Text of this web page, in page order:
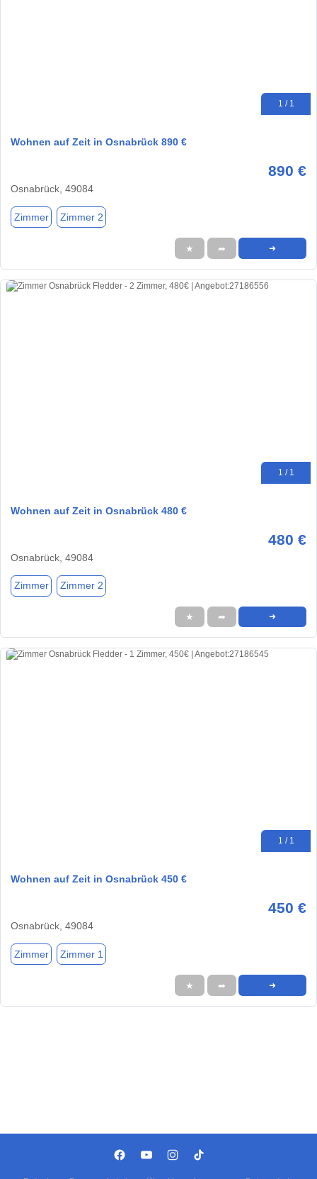
1 / 1
Wohnen auf Zeit in Osnabrück 890 €
890 €
Osnabrück, 49084
Zimmer Zimmer 2
★ ➦ ➜
1 / 1
Wohnen auf Zeit in Osnabrück 480 €
480 €
Osnabrück, 49084
Zimmer Zimmer 2
★ ➦ ➜
1 / 1
Wohnen auf Zeit in Osnabrück 450 €
450 €
Osnabrück, 49084
Zimmer Zimmer 1
★ ➦ ➜